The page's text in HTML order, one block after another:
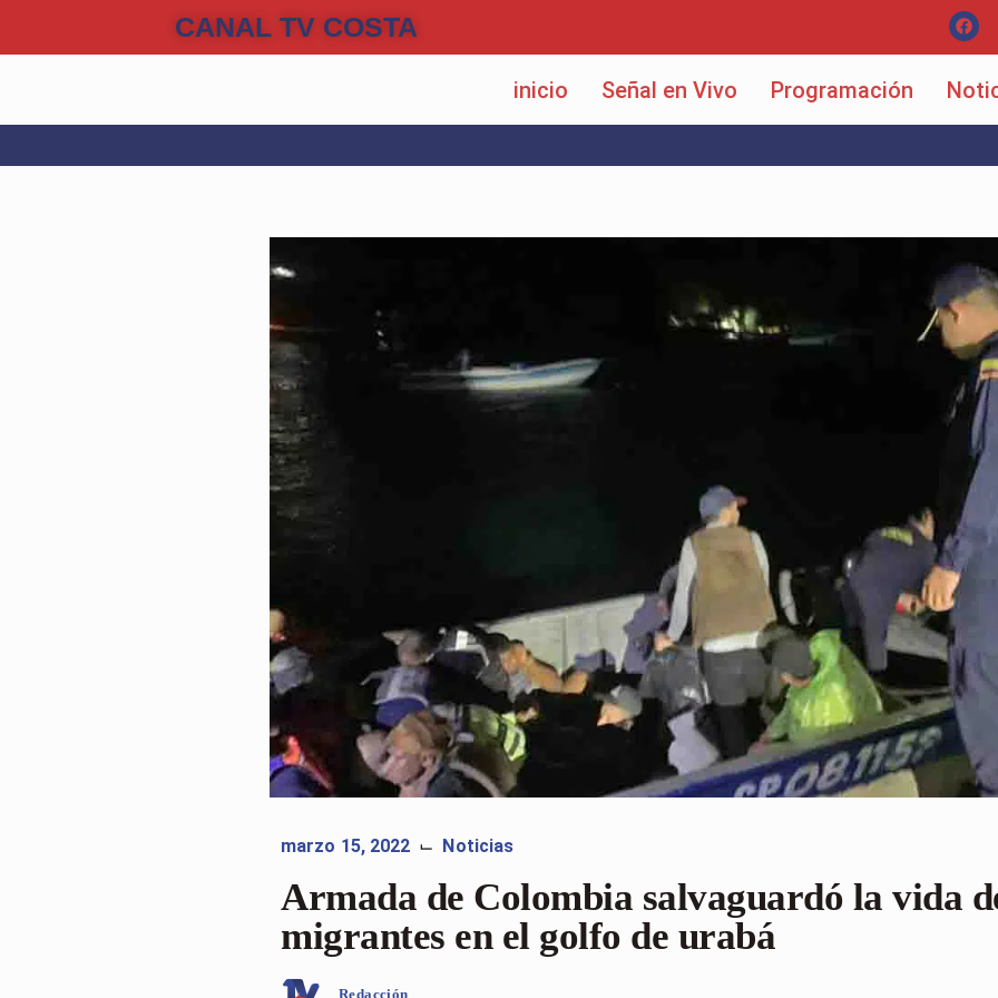
CANAL TV COSTA
inicio Señal en Vivo Programación
marzo 15, 2022 ⌙ Noticias
Armada de Colombia salvaguardó la vida
migrantes en el golfo de urabá
Redacción